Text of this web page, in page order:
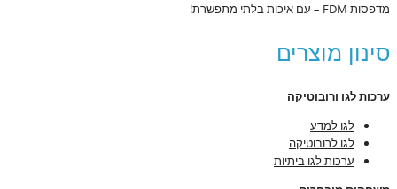
מדפסות FDM – עם איכות בלתי מתפשרת!
סינון מוצרים
ערכות לגו ורובוטיקה
לגו למדע
לגו לרובוטיקה
ערכות לגו ביתיות